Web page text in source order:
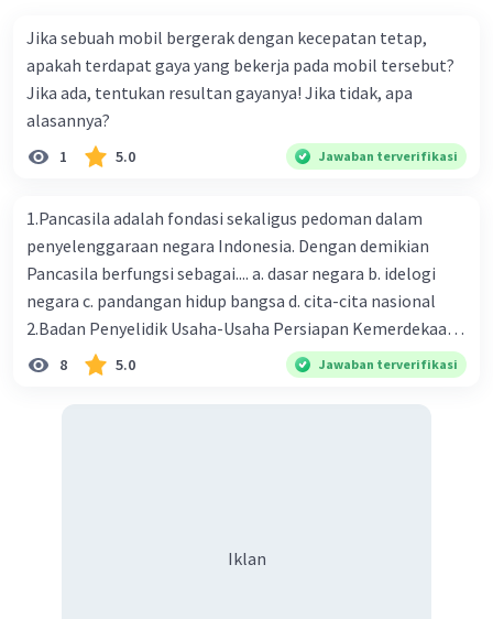
Jika sebuah mobil bergerak dengan kecepatan tetap,
apakah terdapat gaya yang bekerja pada mobil tersebut?
Jika ada, tentukan resultan gayanya! Jika tidak, apa
alasannya?
1 5.0 Jawaban terverifikasi
1.Pancasila adalah fondasi sekaligus pedoman dalam
penyelenggaraan negara Indonesia. Dengan demikian
Pancasila berfungsi sebagai.... a. dasar negara b. idelogi
negara c. pandangan hidup bangsa d. cita-cita nasional
2.Badan Penyelidik Usaha-Usaha Persiapan Kemerdekaan
Indonesia (BPUPKI) dibentuk oleh pemerintah
pendudukan Jepang pada tanggal 1 Maret 1945
mengemukakan gagasannya tentang dasar negara pada
8 5.0 Jawaban terverifikasi
Iklan